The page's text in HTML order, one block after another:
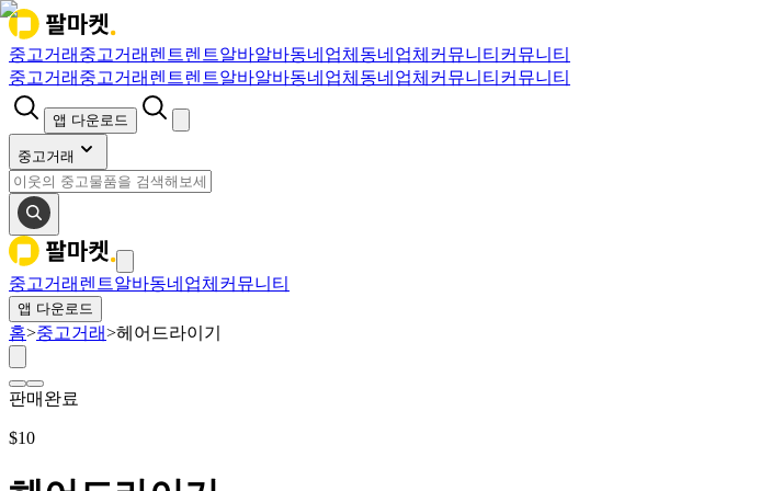
중고거래 중고거래 렌트렌트알바알바동네업체 동네업체 커뮤니티 커뮤니티
중고거래 중고거래 렌트렌트알바알바동네업체 동네업체 커뮤니티 커뮤니티
앱 다운로드
중고거래
중고거래 렌트알바동네업체 커뮤니티
앱 다운로드
홈>중고거래>헤어드라이기
판매완료
$10